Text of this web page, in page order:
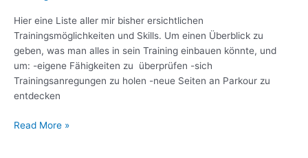
Hier eine Liste aller mir bisher ersichtlichen
Trainingsmöglichkeiten und Skills. Um einen Überblick zu
geben, was man alles in sein Training einbauen könnte, und
um: -eigene Fähigkeiten zu überprüfen -sich
Trainingsanregungen zu holen -neue Seiten an Parkour zu
entdecken
machen
kann
Read More »